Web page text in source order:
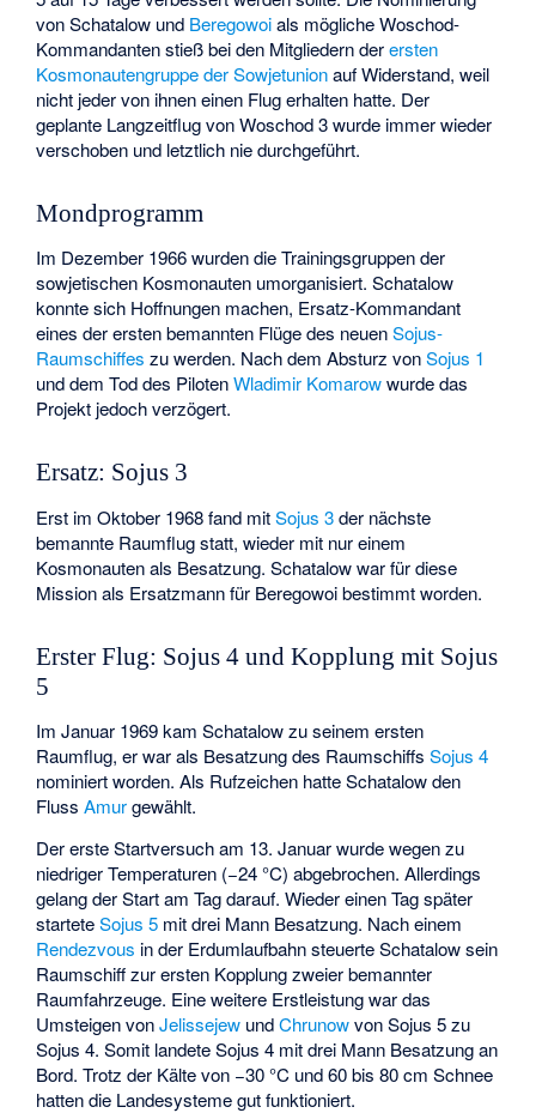
von Schatalow und Beregowoials mögliche Woschod-
Kommandanten stieß bei den Mitgliedern derersten
Kosmonautengruppe der Sowjetunionauf Widerstand, weil
nicht jeder von ihnen einen Flug erhalten hatte. Der
geplante Langzeitflug von Woschod 3 wurde immer wieder
verschoben und letztlich nie durchgeführt.
Mondprogramm
Im Dezember 1966 wurden die Trainingsgruppen der
sowjetischen Kosmonauten umorganisiert. Schatalow
konnte sich Hoffnungen machen, Ersatz-Kommandant
eines der ersten bemannten Flüge des neuenSojus-
Raumschiffes zu werden. Nach dem Absturz vonSojus 1
und dem Tod des PilotenWladimir Komarowwurde das
Projekt jedoch verzögert.
Ersatz: Sojus 3
Erst im Oktober 1968 fand mitSojus 3der nächste
bemannte Raumflug statt, wieder mit nur einem
Kosmonauten als Besatzung. Schatalow war für diese
Mission als Ersatzmann für Beregowoibestimmt worden.
Erster Flug: Sojus 4 und Kopplung mit Sojus
5
Im Januar 1969 kam Schatalow zu seinem ersten
Raumflug, er war als Besatzung des RaumschiffsSojus 4
nominiert worden. Als Rufzeichen hatte Schatalow den
FlussAmurgewählt.
Der erste Startversuch am 13. Januar wurde wegen zu
niedriger Temperaturen (−24 °C) abgebrochen. Allerdings
gelang der Start am Tag darauf. Wieder einen Tag später
starteteSojus 5 mit drei Mann Besatzung. Nach einem
Rendezvous in der Erdumlaufbahn steuerte Schatalow sein
Raumschiff zur ersten Kopplung zweier bemannter
Raumfahrzeuge. Eine weitere Erstleistung war das
Umsteigen vonJelissejew undChrunowvon Sojus 5 zu
Sojus 4. Somit landete Sojus 4 mit drei Mann Besatzung an
Bord. Trotz der Kälte von −30 °C und 60 bis 80 cm Schnee
hatten die Landesysteme gut funktioniert.